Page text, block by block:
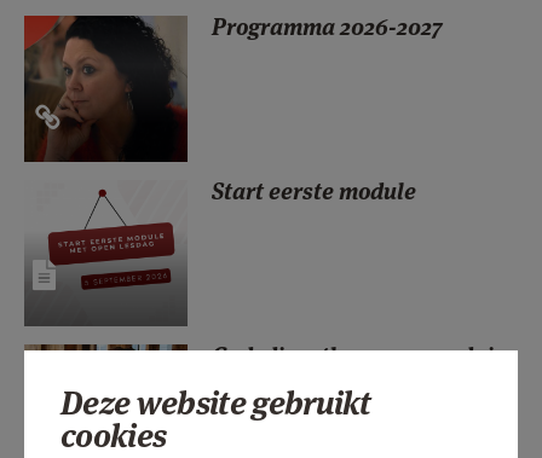
MIJN PAROCHIE
AANMELDEN OF REGISTREREN
Programma 2026-2027
Start eerste module
Godsdienstleraar secundair
Deze website gebruikt
cookies